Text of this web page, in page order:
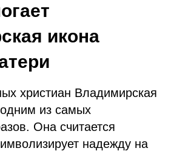
икона
христиан Владимирская
из самых
Она считается
надежду на